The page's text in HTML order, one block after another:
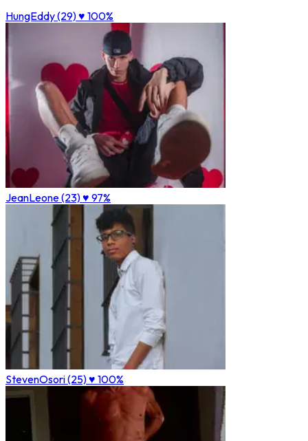
HungEddy (29)♥ 100%
JeanLeone (23)♥ 97%
StevenOsori (25)♥ 100%